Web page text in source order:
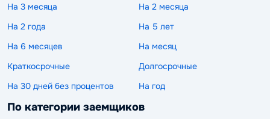
На 3 месяца
На 2 месяца
На 2 года
На 5 лет
На 6 месяцев
На месяц
Краткосрочные
Долгосрочные
На 30 дней без процентов
На год
По категории заемщиков